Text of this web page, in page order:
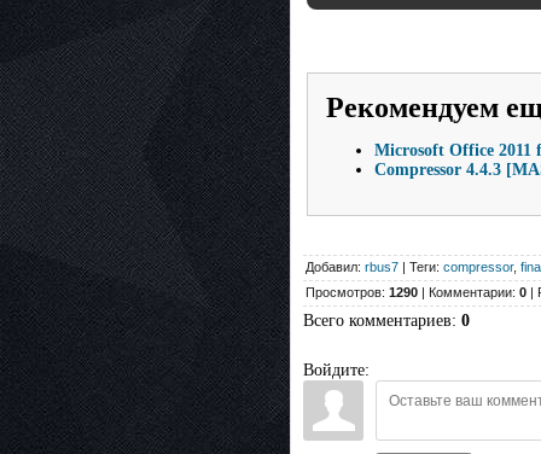
Рекомендуем
Microsoft Office 2011
Compressor 4.4.3
Добавил: rbus7 | Теги: compressor,
Просмотров: 1290 | Комментарии: 0 |
Всего комментариев: 0
Войдите: